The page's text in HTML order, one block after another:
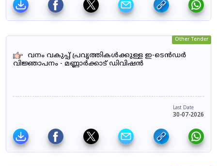
Other Tender
വനം വകുപ്പ് പ്രവൃത്തികൾക്കുള്ള ഇ-ടെൻഡർ
വിജ്ഞാപനം - മണ്ണാർക്കാട് ഡിവിഷൻ
Last Date
30-07-2026